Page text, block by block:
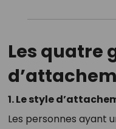
Les quatre
1. Le style
Les personnes ayant